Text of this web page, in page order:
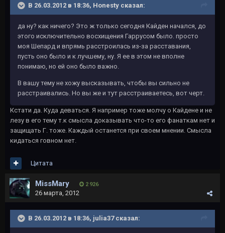
В 26.03.2012 в 18:36, Honesty сказал:
да ну? как ничего? Это ж только сегодня Кайден начался, до
этого исключительно восхищения Гаррусом было. просто
моя Шепард и впрямь расстроилась из-за расставания,
пусть оно было и к лучшему, ну. Я ее в этом не вполне
понимаю, но ей оно было важно.
В вашу тему не хожу высказывать, чтобы вы сильно не
расстраивались. Но вы же и тут расстраиваетесь, вот черт.
Кстати да. Куда деваться. Я например тоже молчу о Кайдене и не
лезу в его тему т.к смысла доказывать что-то его фанаткам нет и
защищать Г. тоже. Каждый останется при своем мнении. Смысла
кидаться говном нет.
Цитата
MissMary 2 926
26 марта, 2012
В 26.03.2012 в 18:36, julia37 сказал: